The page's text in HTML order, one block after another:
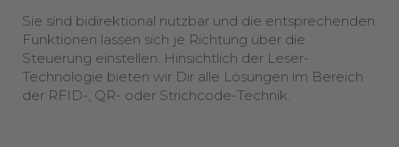
Sie sind bidirektional nutzbar und die entsprechenden
Funktionen lassen sich je Richtung über die
Steuerung einstellen. Hinsichtlich der Leser-
Technologie bieten wir Dir alle Lösungen im Bereich
der RFID-, QR- oder Strichcode-Technik.